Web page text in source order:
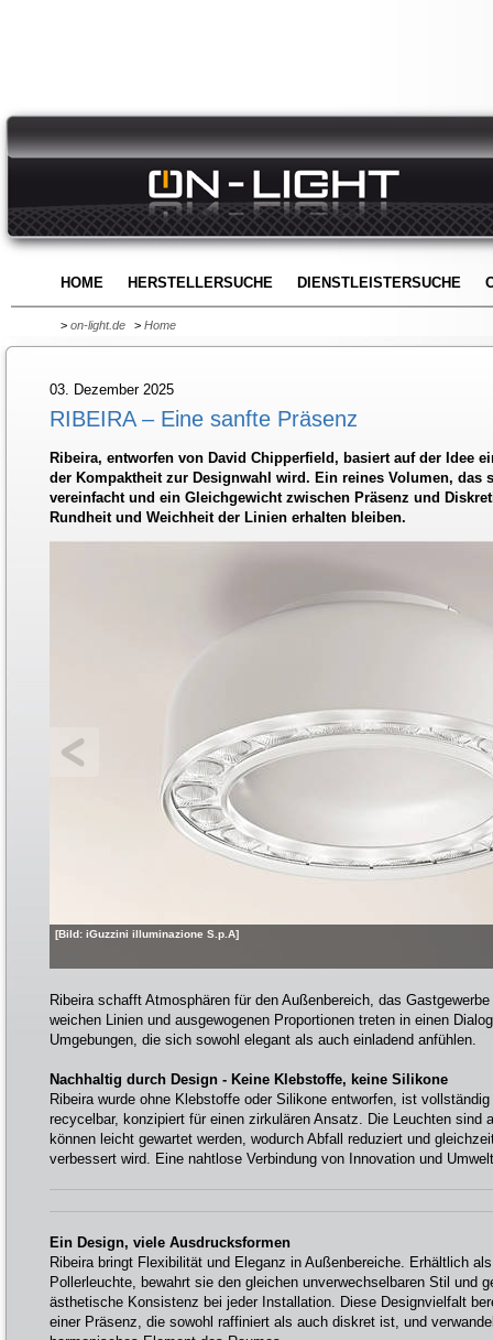
HOME HERSTELLERSUCHE DIENSTLEISTERSUCHE
> on-light.de > Home
03. Dezember 2025
RIBEIRA – Eine sanfte Präsenz
Ribeira, entworfen von David Chipperfield, basiert auf der Idee
der Kompaktheit zur Designwahl wird. Ein reines Volumen, das
vereinfacht und ein Gleichgewicht zwischen Präsenz und
Rundheit und Weichheit der Linien erhalten bleiben.
[Bild: iGuzzini illuminazione S.p.A]
Ribeira schafft Atmosphären für den Außenbereich, das
weichen Linien und ausgewogenen Proportionen treten in einen
Umgebungen, die sich sowohl elegant als auch einladend anfühlen.
Nachhaltig durch Design - Keine Klebstoffe, keine Silikone
Ribeira wurde ohne Klebstoffe oder Silikone entworfen, ist
recycelbar, konzipiert für einen zirkulären Ansatz. Die Leuchten sind
können leicht gewartet werden, wodurch Abfall reduziert und
verbessert wird. Eine nahtlose Verbindung von Innovation und
Ein Design, viele Ausdrucksformen
Ribeira bringt Flexibilität und Eleganz in Außenbereiche. Erhältlich
Pollerleuchte, bewahrt sie den gleichen unverwechselbaren Stil und
ästhetische Konsistenz bei jeder Installation. Diese Designvielfalt
einer Präsenz, die sowohl raffiniert als auch diskret ist, und